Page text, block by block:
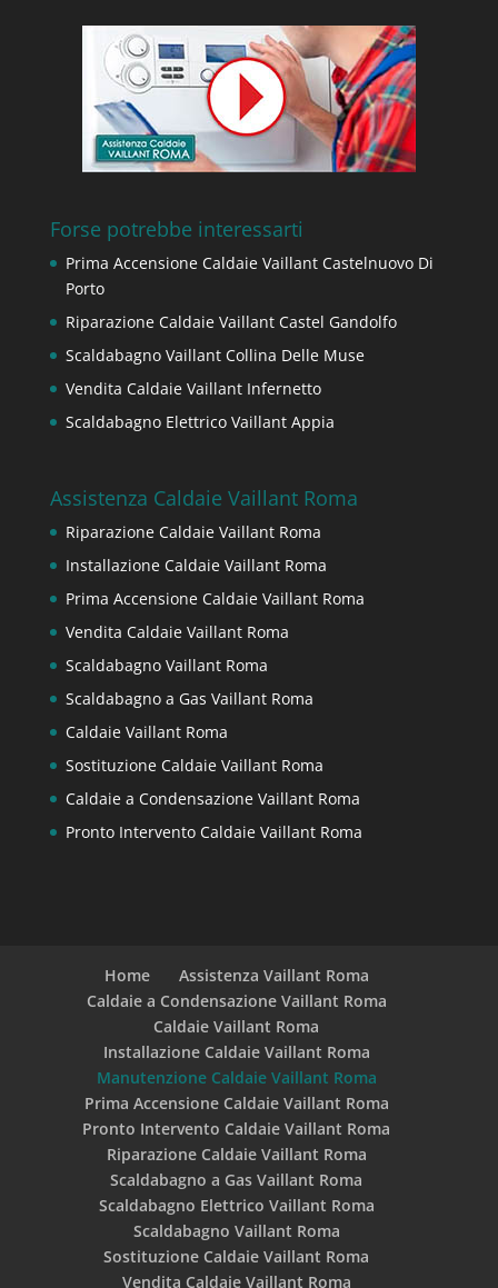
Forse potrebbe interessarti
Prima Accensione Caldaie Vaillant Castelnuovo Di
Porto
Riparazione Caldaie Vaillant Castel Gandolfo
Scaldabagno Vaillant Collina Delle Muse
Vendita Caldaie Vaillant Infernetto
Scaldabagno Elettrico Vaillant Appia
Assistenza Caldaie Vaillant Roma
Riparazione Caldaie Vaillant Roma
Installazione Caldaie Vaillant Roma
Prima Accensione Caldaie Vaillant Roma
Vendita Caldaie Vaillant Roma
Scaldabagno Vaillant Roma
Scaldabagno a Gas Vaillant Roma
Caldaie Vaillant Roma
Sostituzione Caldaie Vaillant Roma
Caldaie a Condensazione Vaillant Roma
Pronto Intervento Caldaie Vaillant Roma
Home
Assistenza Vaillant Roma
Caldaie a Condensazione Vaillant Roma
Caldaie Vaillant Roma
Installazione Caldaie Vaillant Roma
Manutenzione Caldaie Vaillant Roma
Prima Accensione Caldaie Vaillant Roma
Pronto Intervento Caldaie Vaillant Roma
Riparazione Caldaie Vaillant Roma
Scaldabagno a Gas Vaillant Roma
Scaldabagno Elettrico Vaillant Roma
Scaldabagno Vaillant Roma
Sostituzione Caldaie Vaillant Roma
Vendita Caldaie Vaillant Roma